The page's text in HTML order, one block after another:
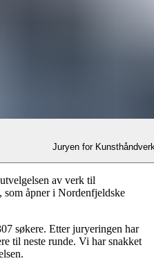
Juryen for
av verk til
åpner i Nordenfjeldske
søkere. Etter juryeringen har
til neste runde. Vi har snakket